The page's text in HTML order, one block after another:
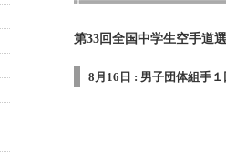
第33回全国中学生空手道
8月16日 : 男子団体組手１